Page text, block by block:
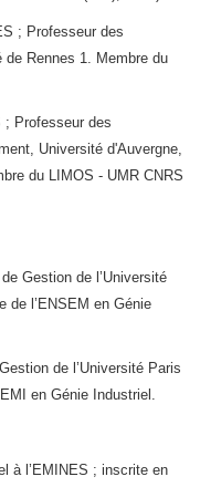
; Professeur des
Rennes 1. Membre du
; Professeur des
Université d'Auvergne,
du LIMOS - UMR CNRS
Gestion de l’Université
de l’ENSEM en Génie
de l’Université Paris
en Génie Industriel.
à l’EMINES ; inscrite en